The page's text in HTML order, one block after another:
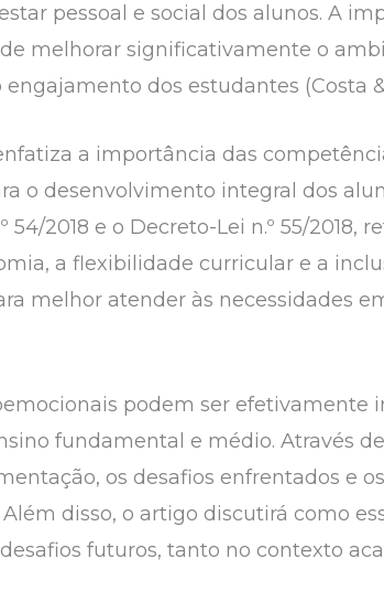
pessoal e social dos alunos. A
melhorar significativamente o
dos estudantes (Costa &
a importância das
o desenvolvimento integral dos
2018 e o Decreto-Lei n.º 55/2018,
a flexibilidade curricular e a
melhor atender às necessidades
podem ser efetivamente
fundamental e médio. Através
os desafios enfrentados e
disso, o artigo discutirá como
futuros, tanto no contexto